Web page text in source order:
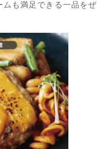
も満足できる一品をぜ